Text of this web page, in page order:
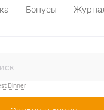
Бонусы
Dinner